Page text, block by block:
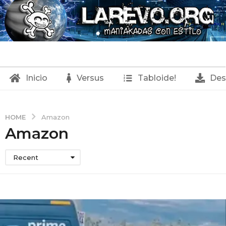
Inicio Versus Tabloide!
HOME Amazon
Amazon
Recent